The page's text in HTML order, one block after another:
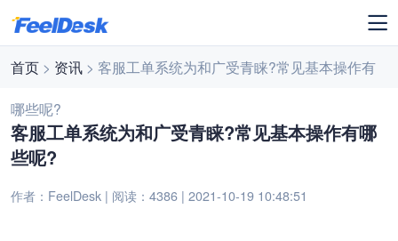
首页 > 资讯 > 客服工单系统为和广受青睐?常见基本操作有
哪些呢?
客服工单系统为和广受青睐?常见基本操作有哪
些呢?
作者：FeelDesk | 阅读：4386 | 2021-10-19 10:48:51